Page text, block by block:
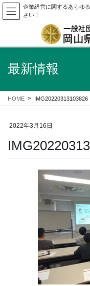
企業経営に関するあらゆ
さい！
最新情報
HOME IMG20220313103826
2022年3月16日